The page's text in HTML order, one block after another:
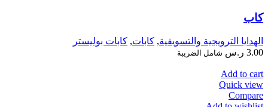
كاب
الهدايا الترويجية والتسويقية, كابات, كابات بوليستر
3.00 ر.س شامل الضريبة
Add to cart
Quick view
Compare